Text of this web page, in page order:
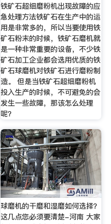
铁矿石超细磨粉机出现故障的应
急处理方法铁矿石在生产中的运
用是非常多的，所以当要使用铁
矿石粉末的时候，铁矿石磨机就
是一种非常重要的设备，不少铁
矿石加工企业都会选用优质的铁
矿石球磨机对铁矿石进行磨粉制
造。 但是当铁矿石超细磨粉机
投入生产的时候，不可避免的会
发生一些故障，那该怎么处理
呢？
球磨机的干磨和湿磨如何选择？
这几点您必须要清楚-河南 大家